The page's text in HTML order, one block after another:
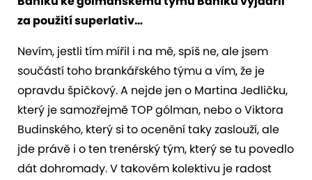
za použití superlativ…
Nevím, jestli tím mířil i na mě, spíš ne, ale jsem
součástí toho brankářského týmu a vím, že je
opravdu špičkový. A nejde jen o Martina Jedličku,
který je samozřejmě TOP gólman, nebo o Viktora
Budinského, který si to ocenění taky zaslouží, ale
jde právě i o ten trenérský tým, který se tu povedlo
dát dohromady. V takovém kolektivu je radost